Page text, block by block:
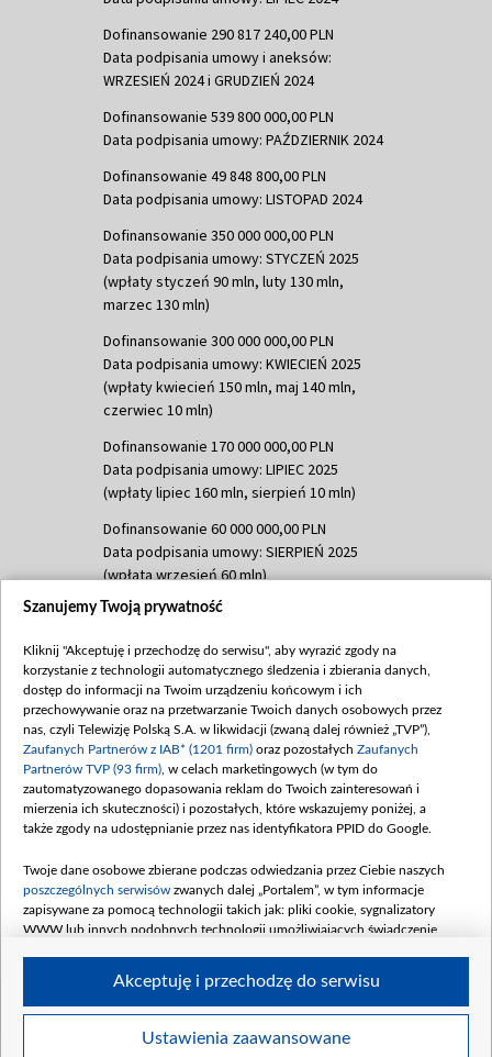
Dofinansowanie 290 817 240,00 PLN
Data podpisania umowy i aneksów:
WRZESIEŃ 2024 i GRUDZIEŃ 2024
Dofinansowanie 539 800 000,00 PLN
Data podpisania umowy: PAŹDZIERNIK 2024
Dofinansowanie 49 848 800,00 PLN
Data podpisania umowy: LISTOPAD 2024
Dofinansowanie 350 000 000,00 PLN
Data podpisania umowy: STYCZEŃ 2025
(wpłaty styczeń 90 mln, luty 130 mln,
marzec 130 mln)
Dofinansowanie 300 000 000,00 PLN
Data podpisania umowy: KWIECIEŃ 2025
(wpłaty kwiecień 150 mln, maj 140 mln,
czerwiec 10 mln)
Dofinansowanie 170 000 000,00 PLN
Data podpisania umowy: LIPIEC 2025
(wpłaty lipiec 160 mln, sierpień 10 mln)
Dofinansowanie 60 000 000,00 PLN
Data podpisania umowy: SIERPIEŃ 2025
(wpłata wrzesień 60 mln)
Dofinansowanie 635 783 051,21 PLN
(wpłata wrzesień 100 mln, październik 350
mln, listopad 265 mln)
Dofinansowanie 48 862 000,00 PLN
Data podpisania umowy: GRUDZIEŃ 2025
(wpłata grudzień 60,548 mln)
Dofinansowanie 900 000 000,00 PLN
Data podpisania umowy: LUTY 2026 (wpłata
kwiecień 180 mln, 7 maja 180 mln, 8
czerwca 90 mln)
Dofinansowanie 250 000 000,00 PLN
4 sierpnia 250 mln
Szanujemy Twoją prywatność
Kliknij "Akceptuję i przechodzę do serwisu", aby wyrazić zgody na
korzystanie z technologii automatycznego śledzenia i zbierania danych,
dostęp do informacji na Twoim urządzeniu końcowym i ich
przechowywanie oraz na przetwarzanie Twoich danych osobowych przez
nas, czyli Telewizję Polską S.A. w likwidacji (zwaną dalej również „TVP”),
Zaufanych Partnerów z IAB* (1201 firm) oraz pozostałych Zaufanych
Partnerów TVP (93 firm) , w celach marketingowych (w tym do
zautomatyzowanego dopasowania reklam do Twoich zainteresowań i
mierzenia ich skuteczności) i pozostałych, które wskazujemy poniżej, a
także zgody na udostępnianie przez nas identyfikatora PPID do Google.
Twoje dane osobowe zbierane podczas odwiedzania przez Ciebie naszych
poszczególnych serwisów zwanych dalej „Portalem”, w tym informacje
zapisywane za pomocą technologii takich jak: pliki cookie, sygnalizatory
WWW lub innych podobnych technologii umożliwiających świadczenie
Twoje dane osobowe zbierane podczas odwiedzania przez Ciebie
Ustawienia zaawansowane
Akceptuję i przechodzę do serwisu